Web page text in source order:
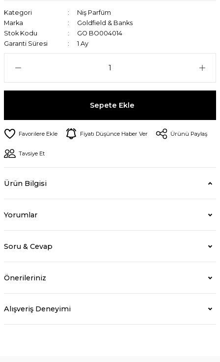
Kategori
Niş Parfüm
Marka
Goldfield & Banks
Stok Kodu
GO BO004014
Garanti Süresi
1 Ay
Sepete Ekle
Fiyatı Düşünce Haber Ver Ürünü Paylaş
Tavsiye Et
Ürün Bilgisi
Yorumlar
Soru & Cevap
Önerileriniz
Alışveriş Deneyimi